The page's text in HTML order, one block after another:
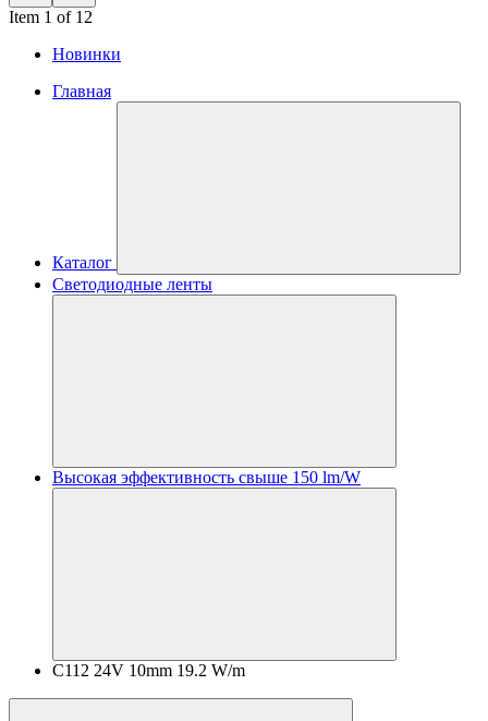
Item 1 of 12
Новинки
Главная
Каталог
Светодиодные ленты
Высокая эффективность свыше 150 lm/W
C112 24V 10mm 19.2 W/m